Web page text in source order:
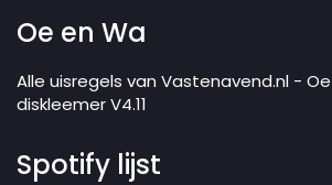
Oe en Wa
Alle uisregels van Vastenavend.nl -
diskleemer V4.11
Spotify lijst